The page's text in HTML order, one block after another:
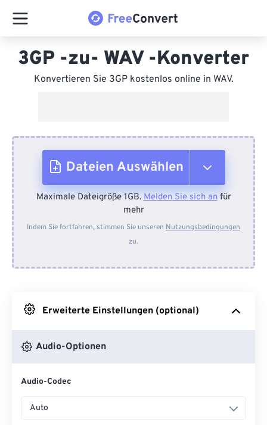
3GP -zu- WAV -Konverter
Konvertieren Sie 3GP kostenlos online in WAV.
Dateien Auswählen
Vom Gerät
Von Dropbox
Maximale Dateigröße 1GB.Melden Sie sich anfür
mehr
Indem Sie fortfahren, stimmen Sie unseren Nutzungsbedingungen
zu.
Erweiterte Einstellungen (optional)
Audio-Optionen
Audio-Codec
Auto